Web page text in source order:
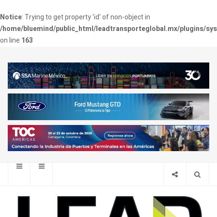
Notice: Trying to get property 'id' of non-object in
/home/bluemind/public_html/leadtransporteglobal.mx/plugins/
on line 163